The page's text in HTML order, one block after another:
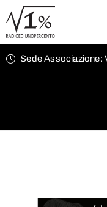
Sede Associazione: